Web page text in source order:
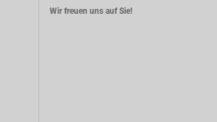
Wir freuen uns auf Sie!